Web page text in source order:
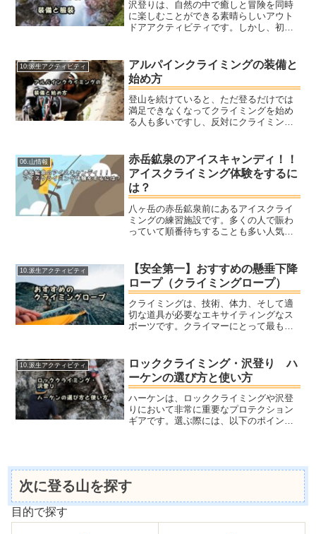
沢登りは、自然の中で癒しと冒険を同時
に楽しむことができる素晴らしいアウト
ドアアクティビティです。しかし、初め
るかもしれません。この記事では初心者
が安全で楽しい体験をする...
10.派生アクティビティ
アルパインクライミングの装備と
始め方
登山を続けていると、ただ登るだけでは
満足できなくなってクライミングを始め
る人も多いですし、反対にクライミング
にはどんな装備が必要かまとめていま
す。海外で登山ガイドをされていた方に
聞いてみました。既にボルダリングジム
で一通りの技術を身に着けた人を対象と
していますので、まだボルダリングをし
たことがない人は先にボルダリングの始
め方を覚えましょう。
06.山情報
赤岳鉱泉のアイスキャンディ！！
アイスクライミング体験をするに
は？
八ヶ岳の赤岳鉱泉前にあるアイスクライ
ミングの練習施設です。多くの人で賑わ
っていて順番待ちすることも多い人気施
きる施設というわけではないようです。
必ず経験者と行きましょう。初心者でも
参加できるものとして、初心者講習会が
あります。こちらなら初心者でも参加で
きるので見てみてください。
10.派生アクティビティ
【安全第一】おすすめの懸垂下降
ロープ（クライミングロープ）
クライミングは、技術、体力、そして適
切な道具が必要なエキサイティングなス
ポーツです。クライマーにとって最も重
イミングをするか、また、どのような安
全性を重視するかによって...
10.派生アクティビティ
ロッククライミング・沢登り ハ
ーケンの選び方と使い方
ハーケンは、ロッククライミングや沢登
りにおいて非常に重要なプロテクション
ギアです。選ぶ際には、以下のポイント
グや沢登りなどで使うクサ...
次に登る山を探す
目的で探す